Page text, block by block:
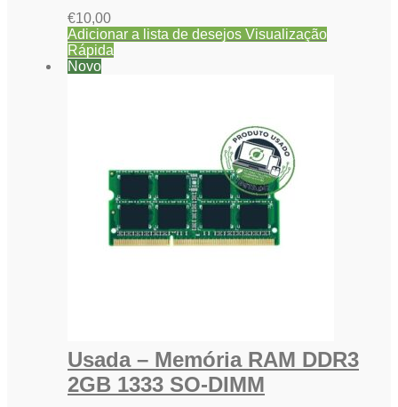
€10,00
Adicionar a lista de desejos Visualização
Rápida
Novo
Usada – Memória RAM DDR3
2GB 1333 SO-DIMM